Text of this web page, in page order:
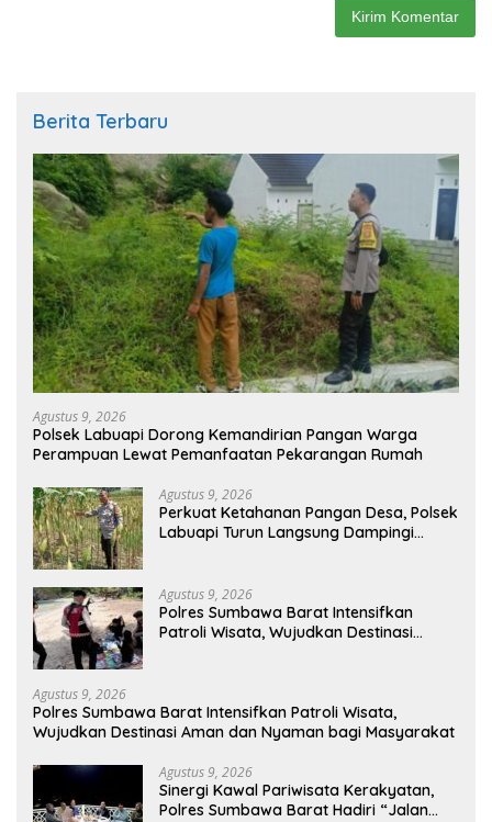
Berita Terbaru
Agustus 9, 2026
Polsek Labuapi Dorong Kemandirian Pangan Warga
Perampuan Lewat Pemanfaatan Pekarangan Rumah
Agustus 9, 2026
Perkuat Ketahanan Pangan Desa, Polsek
Labuapi Turun Langsung Dampingi
Agustus 9, 2026
Polres Sumbawa Barat Intensifkan
Patroli Wisata, Wujudkan Destinasi
Agustus 9, 2026
Polres Sumbawa Barat Intensifkan Patroli Wisata,
Wujudkan Destinasi Aman dan Nyaman bagi Masyarakat
Agustus 9, 2026
Sinergi Kawal Pariwisata Kerakyatan,
Polres Sumbawa Barat Hadiri “Jalan